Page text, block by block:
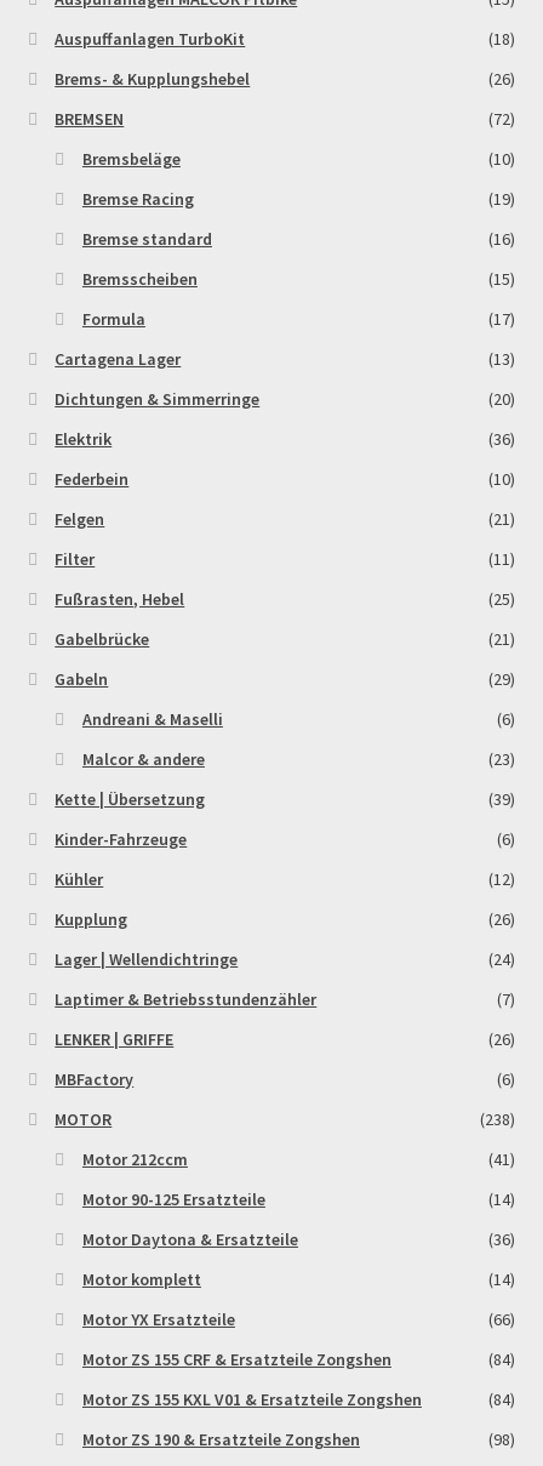
Auspuffanlagen TurboKit
(18)
Brems- & Kupplungshebel
(26)
BREMSEN
(72)
Bremsbeläge
(10)
Bremse Racing
(19)
Bremse standard
(16)
Bremsscheiben
(15)
Formula
(17)
Cartagena Lager
(13)
Dichtungen & Simmerringe
(20)
Elektrik
(36)
Federbein
(10)
Felgen
(21)
Filter
(11)
Fußrasten, Hebel
(25)
Gabelbrücke
(21)
Gabeln
(29)
Andreani & Maselli
(6)
Malcor & andere
(23)
Kette | Übersetzung
(39)
Kinder-Fahrzeuge
(6)
Kühler
(12)
Kupplung
(26)
Lager | Wellendichtringe
(24)
Laptimer & Betriebsstundenzähler
(7)
LENKER | GRIFFE
(26)
MBFactory
(6)
MOTOR
(238)
Motor 212ccm
(41)
Motor 90-125 Ersatzteile
(14)
Motor Daytona & Ersatzteile
(36)
Motor komplett
(14)
Motor YX Ersatzteile
(66)
Motor ZS 155 CRF & Ersatzteile Zongshen
(84)
Motor ZS 155 KXL V01 & Ersatzteile Zongshen
(84)
Motor ZS 190 & Ersatzteile Zongshen
(98)